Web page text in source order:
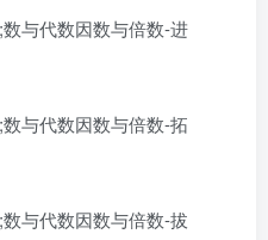
代数因数与倍数-进
代数因数与倍数-拓
代数因数与倍数-拔